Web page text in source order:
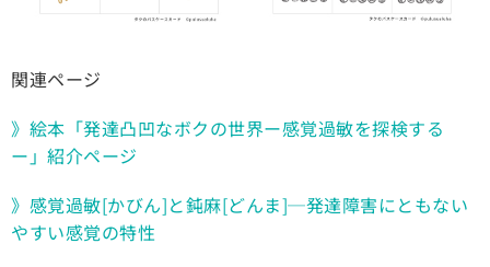
関連ページ
》絵本「発達凸凹なボクの世界ー感覚過敏を探検する
ー」紹介ページ
》感覚過敏[かびん]と鈍麻[どんま]─発達障害にともない
やすい感覚の特性